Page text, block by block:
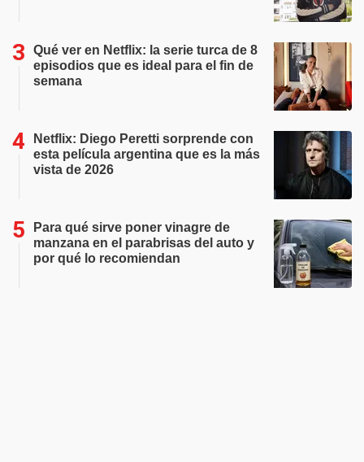
Qué ver en Netflix: la serie turca de 8
episodios que es ideal para el fin de
semana
Netflix: Diego Peretti sorprende con
esta película argentina que es la más
vista de 2026
Para qué sirve poner vinagre de
manzana en el parabrisas del auto y
por qué lo recomiendan